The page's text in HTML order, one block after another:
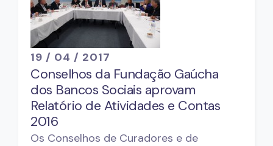
19 / 04 / 2017
Conselhos da Fundação Gaúcha
dos Bancos Sociais aprovam
Relatório de Atividades e Contas
2016
Os Conselhos de Curadores e de